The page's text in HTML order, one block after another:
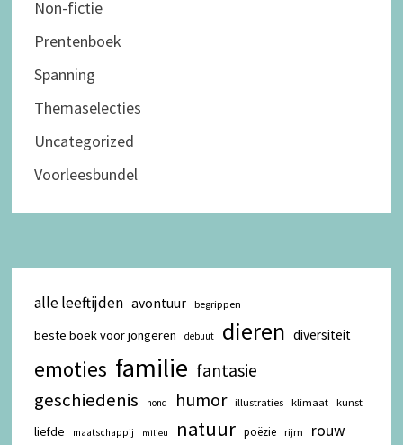
Non-fictie
Prentenboek
Spanning
Themaselecties
Uncategorized
Voorleesbundel
alle leeftijden avontuur begrippen
beste boek voor jongeren debuut dieren diversiteit
emoties familie fantasie
geschiedenis hond humor illustraties klimaat kunst
liefde maatschappij milieu natuur poëzie rijm rouw